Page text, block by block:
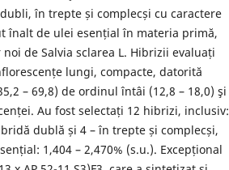
în trepte și complecși cu caractere
înalt de ulei esențial în materia primă,
de Salvia sclarea L. Hibrizii evaluați
lungi, compacte, datorită
– 69,8) de ordinul întâi (12,8 – 18,0) şi
Au fost selectați 12 hibrizi, inclusiv:
dublă și 4 – în trepte și complecși,
1,404 – 2,470% (s.u.). Excepțional